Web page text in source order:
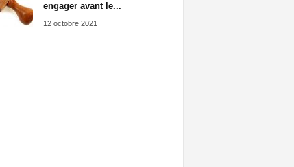
engager avant le...
12 octobre 2021